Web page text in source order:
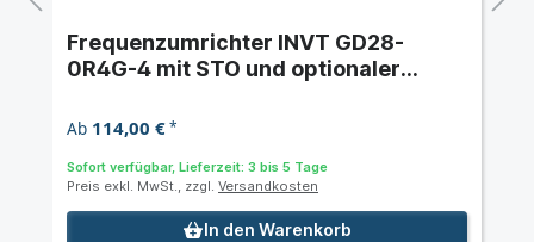
Frequenzumrichter INVT GD28-
0R4G-4 mit STO und optionaler
Ab 114,00 €*
Sofort verfügbar, Lieferzeit: 3 bis 5 Tage
Preis exkl. MwSt., zzgl. Versandkosten
In den Warenkorb